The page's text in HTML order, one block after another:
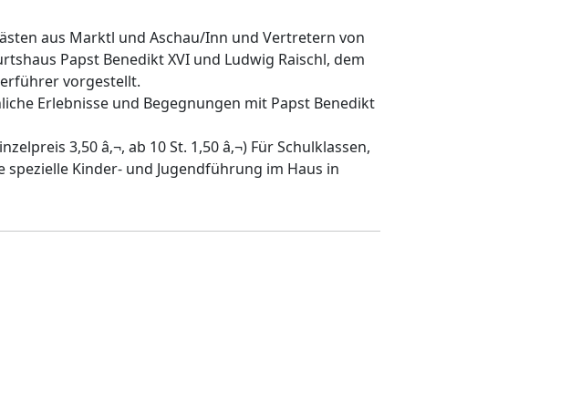
aus Marktl und Aschau/Inn und Vertretern von
Papst Benedikt XVI und Ludwig Raischl, dem
vorgestellt.
Erlebnisse und Begegnungen mit Papst Benedikt
3,50 â‚¬, ab 10 St. 1,50 â‚¬) Für Schulklassen,
Kinder- und Jugendführung im Haus in